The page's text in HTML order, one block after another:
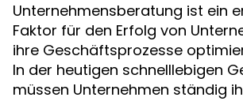
Unternehmensberatung ist ein
Faktor für den Erfolg von
ihre Geschäftsprozesse
In der heutigen schnelllebigen
müssen Unternehmen ständig